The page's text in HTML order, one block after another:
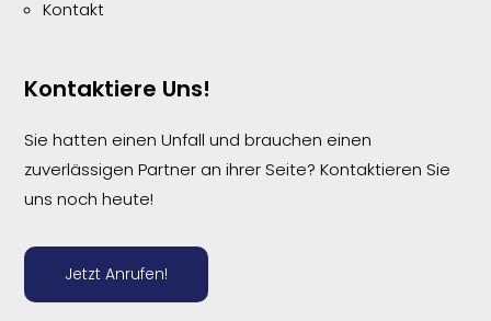
Kontakt
Kontaktiere Uns!
Sie hatten einen Unfall und brauchen einen
zuverlässigen Partner an ihrer Seite? Kontaktieren Sie
uns noch heute!
Jetzt Anrufen!